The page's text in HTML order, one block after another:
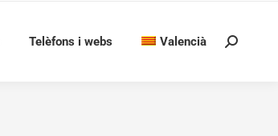
Telèfons i webs Valencià Search: